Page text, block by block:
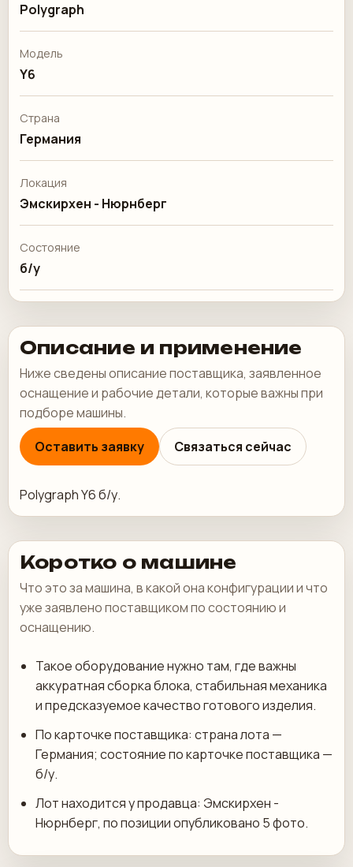
Polygraph
Модель
Y6
Страна
Германия
Локация
Эмскирхен - Нюрнберг
Состояние
б/у
Описание и применение
Ниже сведены описание поставщика, заявленное
оснащение и рабочие детали, которые важны при
подборе машины.
Оставить заявку
Связаться сейчас
Polygraph Y6 б/у.
Коротко о машине
Что это за машина, в какой она конфигурации и что
уже заявлено поставщиком по состоянию и
оснащению.
Такое оборудование нужно там, где важны
аккуратная сборка блока, стабильная механика
и предсказуемое качество готового изделия.
По карточке поставщика: страна лота —
Германия; состояние по карточке поставщика —
б/у.
Лот находится у продавца: Эмскирхен -
Нюрнберг, по позиции опубликовано 5 фото.